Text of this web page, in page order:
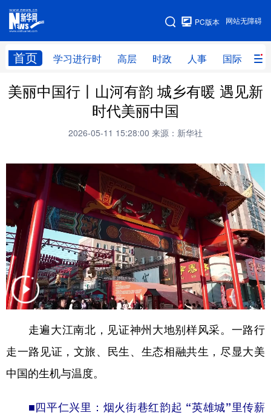
网站无障碍
PC版本
首页 学习进行时 高层 时政 人事 国际 财
网站地图
学习进行时 高层 时政 人事
财经 网评
量子 体育
文化 书画 军事
访谈 视频 图片 政务
法律 中央文件 金融 汽车
食品 人居 信息化 数字经济
学术中国 乡村振兴 银龄 溯源中国
彩票 娱乐 时尚 悦读
公益 一带一路
美丽中国行丨山河有韵 城乡有暖 遇见新
时代美丽中国
2026-05-11 15:28:00 来源：新华社
走遍大江南北，见证神州大地别样风采。一路行
走一路见证，文旅、民生、生态相融共生，尽显大美
中国的生机与温度。
■四平仁兴里：烟火街巷红韵起 “英雄城”里传薪